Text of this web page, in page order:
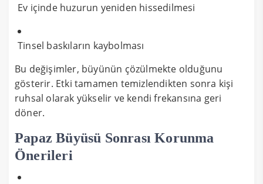
Ev içinde huzurun yeniden hissedilmesi
Tinsel baskıların kaybolması
Bu değişimler, büyünün çözülmekte olduğunu
gösterir. Etki tamamen temizlendikten sonra kişi
ruhsal olarak yükselir ve kendi frekansına geri
döner.
Papaz Büyüsü Sonrası Korunma
Önerileri